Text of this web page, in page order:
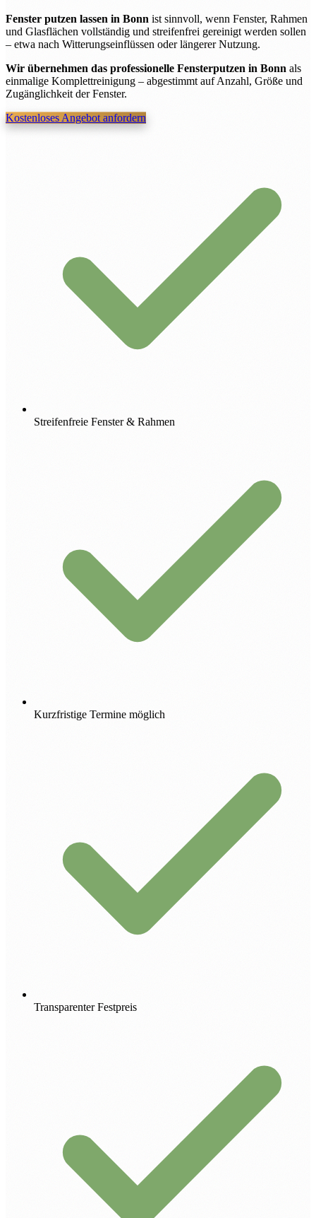
Fenster putzen lassen in Bonn ist sinnvoll, wenn Fenster, Rahmen
und Glasflächen vollständig und streifenfrei gereinigt werden sollen
– etwa nach Witterungseinflüssen oder längerer Nutzung.
Wir übernehmen das professionelle Fensterputzen in Bonn als
einmalige Komplettreinigung – abgestimmt auf Anzahl, Größe und
Zugänglichkeit der Fenster.
Kostenloses Angebot anfordern
Streifenfreie Fenster & Rahmen
Kurzfristige Termine möglich
Transparenter Festpreis